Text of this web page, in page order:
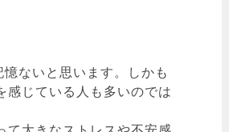
ないと思います。しかも
じている人も多いのでは